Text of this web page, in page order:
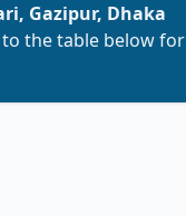
Gazipur, Dhaka
to the table below for